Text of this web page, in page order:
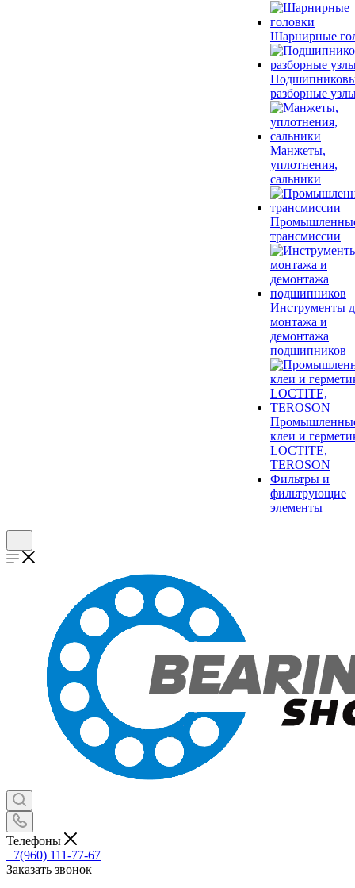
Шарнирные
разборные
Манжеты,
уплотнения,
сальники
трансмиссии
Инструменты
монтажа и
демонтажа
подшипников
клеи и
LOCTITE,
TEROSON
Фильтры и
фильтрующие
элементы
Телефоны
+7(960) 111-77-67
Заказать звонок